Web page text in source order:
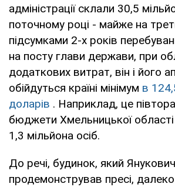
адміністрації склали 30,5
поточному році - майже на
підсумками 2-х років
на посту глави держави, при
додаткових витрат, він і його
обійдуться країні мінімум в
доларів . Наприклад, це
бюджети Хмельницької
1,3 мільйона осіб.
До речі, будинок, який Янукович
продемонстрував пресі,